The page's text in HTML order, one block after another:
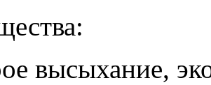
высыхание,